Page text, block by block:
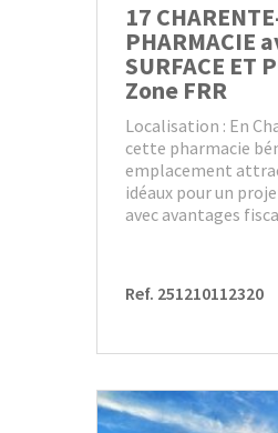
17
PHARMACIE
SURFACE ET
Zone FRR
Localisation : En
cette pharmacie
emplacement
idéaux pour un
avec avantages
Ref. 251210112320